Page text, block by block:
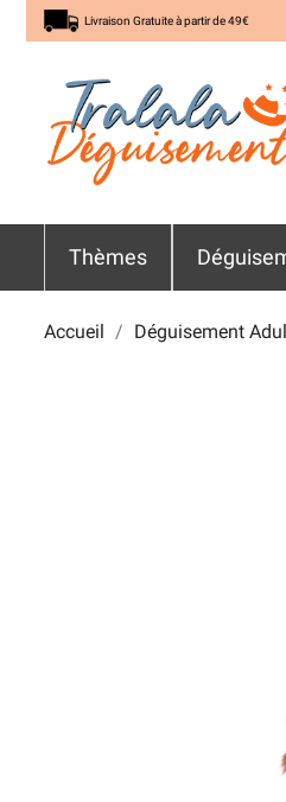
Livraison Gratuite à partir de 49€
Thèmes
Accueil Déguisement